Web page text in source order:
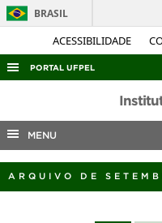
ACESSIBILIDADE
BRASIL
PORTAL UFPEL
ACESSO À INFORMAÇÃO
AUDITORIA
COBALTO
CONCURSOS
MENU
ARQUIVO DE